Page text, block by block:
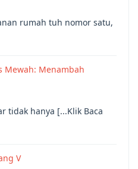
rumah tuh nomor satu,
Mewah: Menambah
tidak hanya [...Klik Baca
V